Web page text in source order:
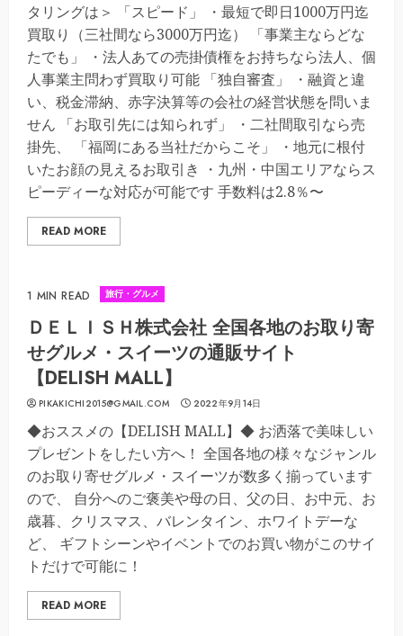
タリングは＞ 「スピード」 ・最短で即日1000万円迄
買取り（三社間なら3000万円迄） 「事業主ならどな
たでも」 ・法人あての売掛債権をお持ちなら法人、個
人事業主問わず買取り可能 「独自審査」 ・融資と違
い、税金滞納、赤字決算等の会社の経営状態を問いま
せん 「お取引先には知られず」 ・二社間取引なら売
掛先、 「福岡にある当社だからこそ」 ・地元に根付
いたお顔の見えるお取引き ・九州・中国エリアならス
ピーディーな対応が可能です 手数料は2.8％〜
READ MORE
1 MIN READ 旅行・グルメ
ＤＥＬＩＳＨ株式会社 全国各地のお取り寄
せグルメ・スイーツの通販サイト
【DELISH MALL】
PIKAKICHI2015@GMAIL.COM 2022年9月14日
◆おススメの【DELISH MALL】◆ お洒落で美味しい
プレゼントをしたい方へ！ 全国各地の様々なジャンル
のお取り寄せグルメ・スイーツが数多く揃っています
ので、 自分へのご褒美や母の日、父の日、お中元、お
歳暮、クリスマス、バレンタイン、ホワイトデーな
ど、 ギフトシーンやイベントでのお買い物がこのサイ
トだけで可能に！
READ MORE